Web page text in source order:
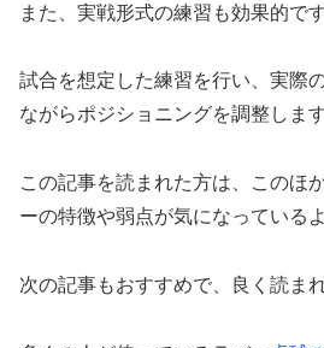
また、実戦形式の練習も効果的です
試合を想定した練習を行い、実際
ながらポジショニングを調整します
この記事を読まれた方は、このほ
ーの特徴や弱点が気になっている
次の記事もおすすめで、良く読ま